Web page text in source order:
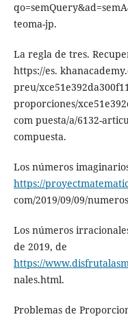
teoma-jp.
La regla de tres.
https://es.
preu/
proporciones/
com puesta/a/6132-
compuesta.
Los números
https://
com/2019/09/09/
Los números
de 2019, de
https://
nales.html.
Problemas de